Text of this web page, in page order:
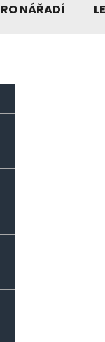
NÁŘADÍ